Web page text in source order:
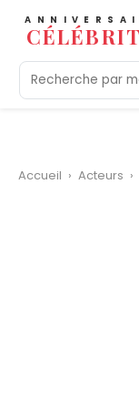
Aujourd'hui
Accueil › Acteurs ›